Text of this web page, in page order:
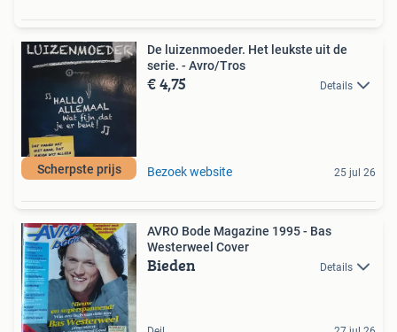
Scherpste prijs
De luizenmoeder. Het leukste uit de
serie. - Avro/Tros
€ 4,75 Details
Bezoek website 25 jul 26
AVRO Bode Magazine 1995 - Bas
Westerweel Cover
Bieden Details